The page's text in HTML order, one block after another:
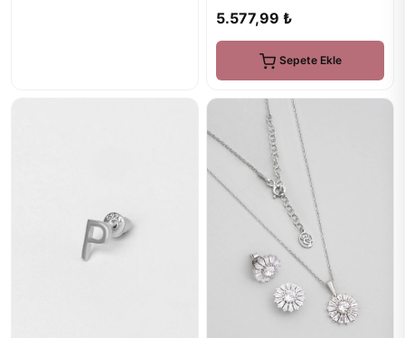
5.577,99 ₺
Sepete Ekle